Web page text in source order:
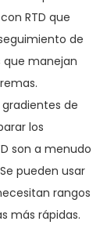
RTD que
de
que manejan
de
los
son a menudo
pueden usar
rangos
más rápidas.